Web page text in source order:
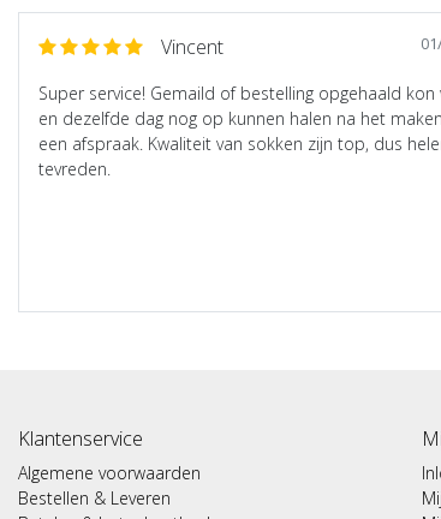
Vincent
Super service! Gemaild of bestelling opgehaald kon
en dezelfde dag nog op kunnen halen na het
een afspraak. Kwaliteit van sokken zijn top, dus
tevreden.
Klantenservice
Algemene voorwaarden
Bestellen & Leveren